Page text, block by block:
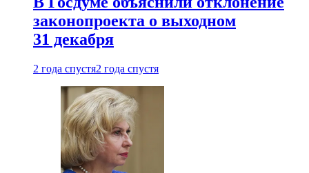
законопроекта о выходном
31 декабря
2 года спустя2 года спустя